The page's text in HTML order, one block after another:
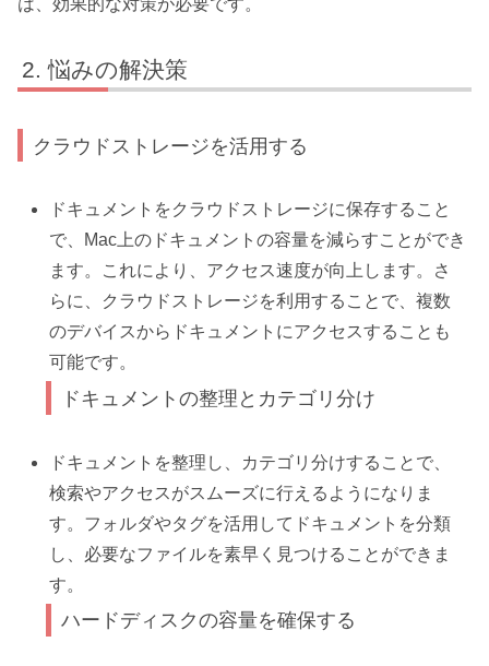
は、効果的な対策が必要です。
悩みの解決策
クラウドストレージを活用する
ドキュメントをクラウドストレージに保存すること
で、Mac上のドキュメントの容量を減らすことができ
ます。これにより、アクセス速度が向上します。さ
らに、クラウドストレージを利用することで、複数
のデバイスからドキュメントにアクセスすることも
可能です。
ドキュメントの整理とカテゴリ分け
ドキュメントを整理し、カテゴリ分けすることで、
検索やアクセスがスムーズに行えるようになりま
す。フォルダやタグを活用してドキュメントを分類
し、必要なファイルを素早く見つけることができま
す。
ハードディスクの容量を確保する